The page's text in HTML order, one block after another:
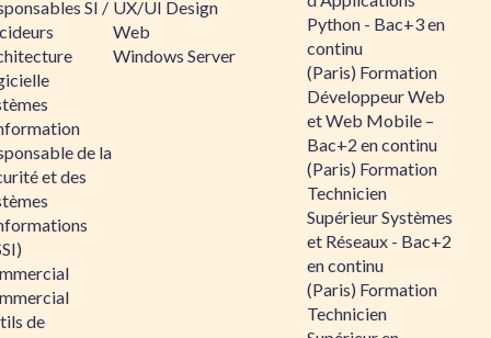
SI /
de la
et des
de
UX/UI Design
Web
Windows Server
Python - Bac+3 en
continu
(Paris) Formation
Développeur Web
et Web Mobile –
Bac+2 en continu
(Paris) Formation
Technicien
Supérieur Systèmes
et Réseaux - Bac+2
en continu
(Paris) Formation
Technicien